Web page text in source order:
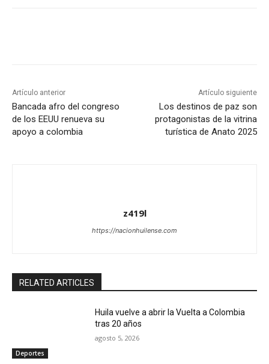
Artículo anterior
Bancada afro del congreso
de los EEUU renueva su
apoyo a colombia
Artículo siguiente
Los destinos de paz son
protagonistas de la vitrina
turística de Anato 2025
z419l
https://nacionhuilense.com
RELATED ARTICLES
Deportes
Huila vuelve a abrir la Vuelta a Colombia
tras 20 años
agosto 5, 2026